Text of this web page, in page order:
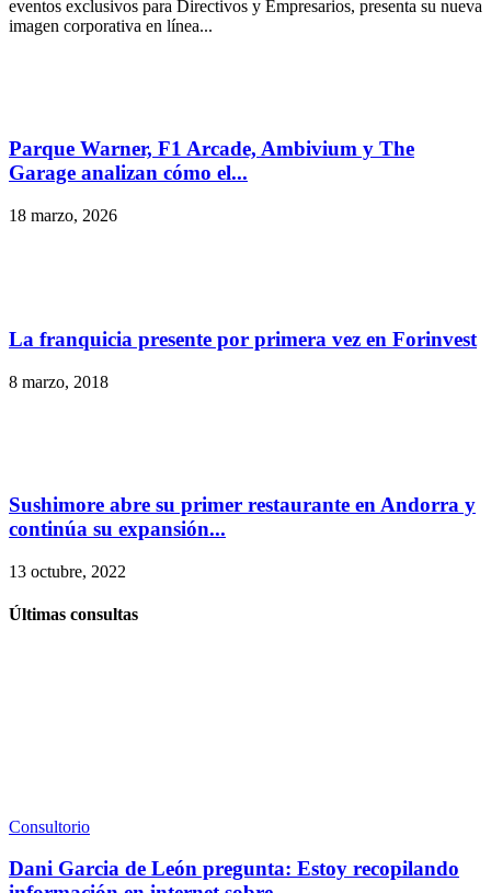
eventos exclusivos para Directivos y Empresarios, presenta su nueva
imagen corporativa en línea...
Parque Warner, F1 Arcade, Ambivium y The
Garage analizan cómo el...
18 marzo, 2026
La franquicia presente por primera vez en Forinvest
8 marzo, 2018
Sushimore abre su primer restaurante en Andorra y
continúa su expansión...
13 octubre, 2022
Últimas consultas
Consultorio
Dani Garcia de León pregunta: Estoy recopilando